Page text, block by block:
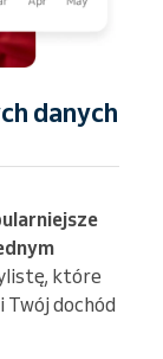
danych
które
Twój dochód